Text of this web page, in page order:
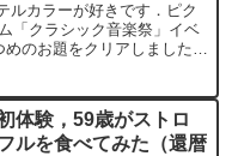
ルカラーが好きです．ピク
「クラシック音楽祭」イベ
めのお題をクリアしました．
て手に入れたリワードは，
...
体験，59歳がストロ
ルを食べてみた（還暦